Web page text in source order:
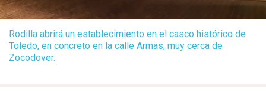
Rodilla abrirá un establecimiento en el casco histórico de
Toledo, en concreto en la calle Armas, muy cerca de
Zocodover.